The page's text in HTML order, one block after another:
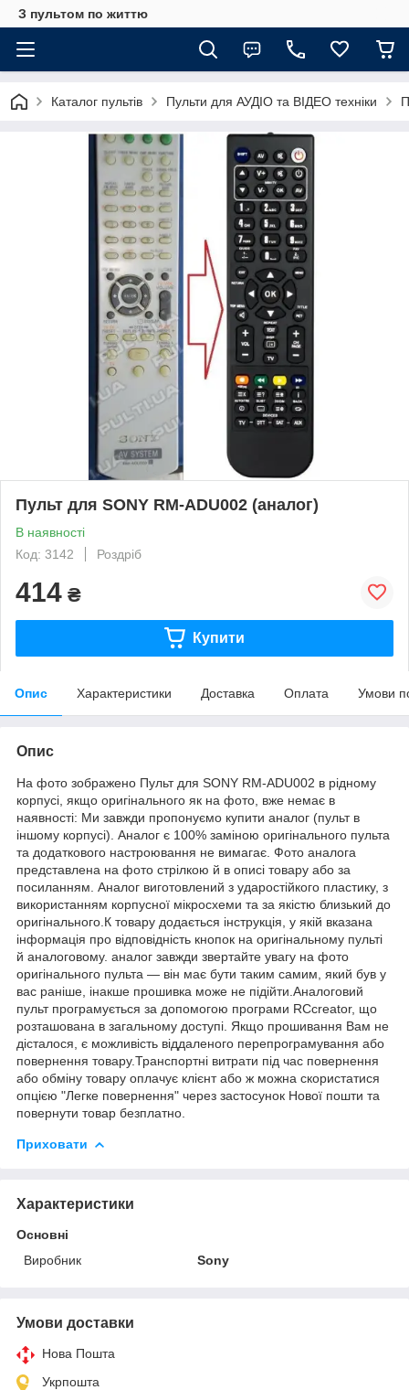
З пультом по життю
Каталог пультів Пульти для АУДІО та ВІДЕО техніки
Пульт для SONY RM-ADU002 (аналог)
В наявності
Код: 3142
Роздріб
414 ₴
Купити
Опис Характеристики Доставка Оплата Умови
Опис
На фото зображено Пульт для SONY RM-ADU002 в рідному
корпусі, якщо оригінального як на фото, вже немає в
наявності: Ми завжди пропонуємо купити аналог (пульт в
іншому корпусі). Аналог є 100% заміною оригінального пульта
та додаткового настроювання не вимагає. Фото аналога
представлена на фото стрілкою й в описі товару або за
посиланням. Аналог виготовлений з ударостійкого пластику, з
використанням корпусної мікросхеми та за якістю близький до
оригінального.К товару додається інструкція, у якій вказана
інформація про відповідність кнопок на оригінальному пульті
й аналоговому. аналог завжди звертайте увагу на фото
оригінального пульта — він має бути таким самим, який був у
вас раніше, інакше прошивка може не підійти.Аналоговий
пульт програмується за допомогою програми RCcreator, що
розташована в загальному доступі. Якщо прошивання Вам не
дісталося, є можливість віддаленого перепрограмування або
повернення товару.Транспортні витрати під час повернення
або обміну товару оплачує клієнт або ж можна скористатися
опцією "Легке повернення" через застосунок Нової пошти та
повернути товар безплатно.
Приховати
Характеристики
Основні
Виробник
Sony
Умови доставки
Нова Пошта
Укрпошта